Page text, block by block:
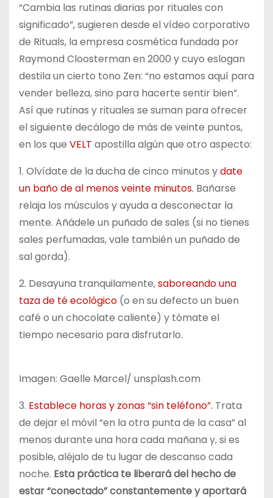
“Cambia las rutinas diarias por rituales con
significado”, sugieren desde el vídeo corporativo
de Rituals, la empresa cosmética fundada por
Raymond Cloosterman en 2000 y cuyo eslogan
destila un cierto tono Zen: “no estamos aquí para
vender belleza, sino para hacerte sentir bien”.
Así que rutinas y rituales se suman para ofrecer
el siguiente decálogo de más de veinte puntos,
en los que VELT apostilla algún que otro aspecto:
1. Olvídate de la ducha de cinco minutos ydate
un baño de al menos veinte minutos. Bañarse
relaja los músculos y ayuda a desconectar la
mente. Añádele un puñado de sales (si no tienes
sales perfumadas, vale también un puñado de
sal gorda).
2. Desayuna tranquilamente,saboreando una
taza de té ecológico (o en su defecto un buen
café o un chocolate caliente) y tómate el
tiempo necesario para disfrutarlo.
Imagen: Gaelle Marcel/ unsplash.com
3. Establece horas y zonas “sin teléfono”. Trata
de dejar el móvil “en la otra punta de la casa” al
menos durante una hora cada mañana y, si es
posible, aléjalo de tu lugar de descanso cada
noche. Esta práctica te liberará del hecho de
estar “conectado” constantemente y aportará